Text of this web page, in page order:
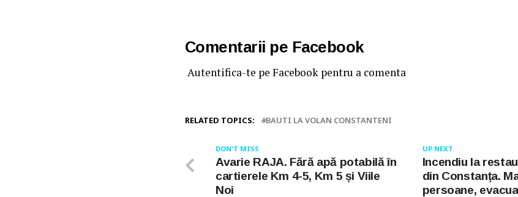
Comentarii pe Facebook
Autentifica-te pe Facebook pentru a comenta
RELATED TOPICS: BAUTI LA VOLAN CONSTANTENI
UP NEXT
Incendiu la
din Constanța.
persoane,
DON'T MISS
Avarie RAJA. Fără apă potabilă în
cartierele Km 4-5, Km 5 și Viile
Noi